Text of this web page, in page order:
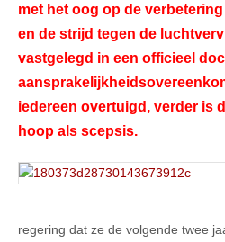
met het oog op de
en de strijd tegen de
vastgelegd in een officieel
iedereen overtuigd, verder is
hoop als scepsis.
regering dat ze de volgende twee